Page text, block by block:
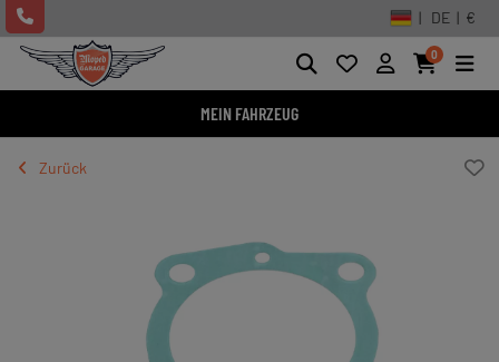
| DE | €
0
MEIN FAHRZEUG
Zurück